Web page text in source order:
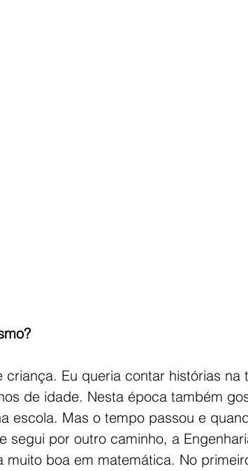
criança. Eu queria contar histórias na
de idade. Nesta época também
escola. Mas o tempo passou e
segui por outro caminho, a
muito boa em matemática. No